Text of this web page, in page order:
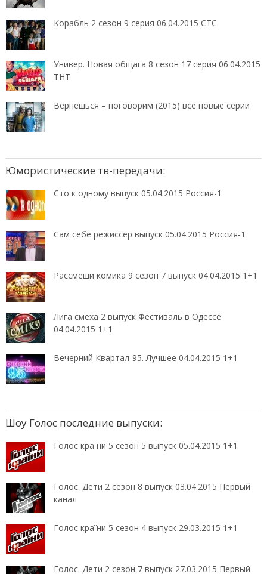
Корабль 2 сезон 9 серия 06.04.2015 СТС
Универ. Новая общага 8 сезон 17 серия 06.04.2015
ТНТ
Вернешься – поговорим (2015) все новые серии
Юмористические тв-передачи:
Сто к одному выпуск 05.04.2015 Россия-1
Сам себе режиссер выпуск 05.04.2015 Россия-1
Рассмеши комика 9 сезон 7 выпуск 04.04.2015 1+1
Лига смеха 2 выпуск Фестиваль в Одессе
04.04.2015 1+1
Вечерний Квартал-95. Лучшее 04.04.2015 1+1
Шоу Голос последние выпуски:
Голос країни 5 сезон 5 выпуск 05.04.2015 1+1
Голос. Дети 2 сезон 8 выпуск 03.04.2015 Первый
канал
Голос країни 5 сезон 4 выпуск 29.03.2015 1+1
Голос. Дети 2 сезон 7 выпуск 27.03.2015 Первый